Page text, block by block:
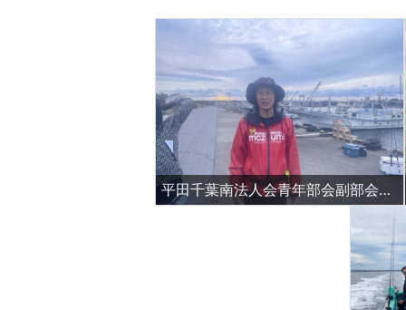
平田千葉南法人会青年部会副部会長挨拶